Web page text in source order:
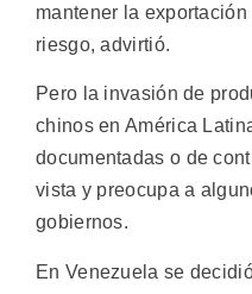
mantener la
riesgo, advirtió.
Pero la invasión de
chinos en América
documentadas o de
vista y preocupa a
gobiernos.
En Venezuela se